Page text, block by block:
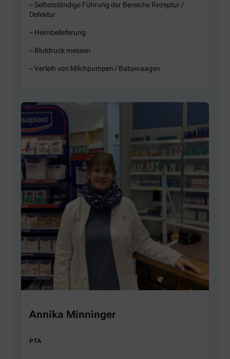
– Selbstständige Führung der Bereiche Rezeptur /
Defektur
– Heimbelieferung
– Blutdruck messen
– Verleih von Milchpumpen / Babywaagen
Annika Minninger
PTA